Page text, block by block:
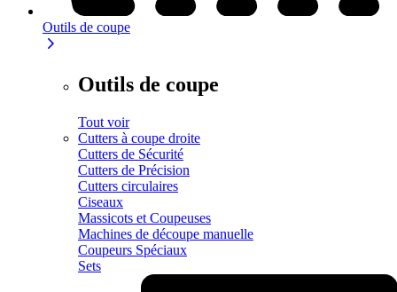
Outils de coupe
Outils de coupe
Tout voir
Cutters à coupe droite
Cutters de Sécurité
Cutters de Précision
Cutters circulaires
Ciseaux
Massicots et Coupeuses
Machines de découpe manuelle
Coupeurs Spéciaux
Sets